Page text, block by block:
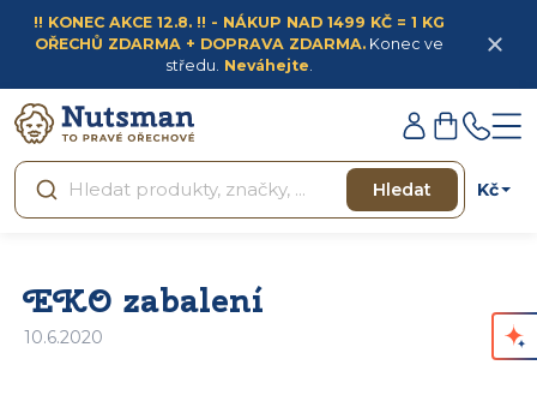
obsah
!! KONEC AKCE 12.8. !! - NÁKUP NAD 1499 KČ = 1 KG
OŘECHŮ ZDARMA + DOPRAVA ZDARMA.Konec ve
středu. Neváhejte.
Hledat Kč
Přihlášení
Nákupní
košík
EKO zabalení
10.6.2020